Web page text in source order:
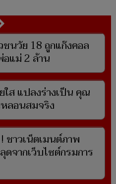
ชนวัย 18 ถูกแก๊งคอล
อแม่ 2 ล้าน
ใส แปลงร่างเป็น คุณ
ลอนสมจริง
ชาวเน็ตเมนต์ภาพ
จากเว็บไซต์กรมการ